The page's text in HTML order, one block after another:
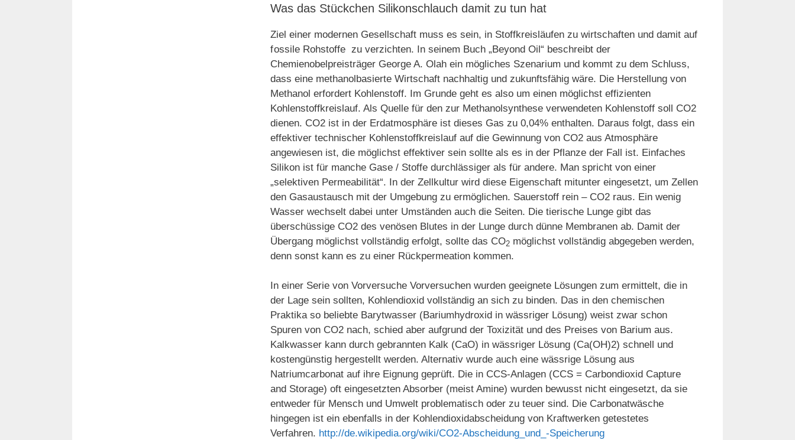
Was das Stückchen Silikonschlauch damit zu tun hat
Ziel einer modernen Gesellschaft muss es sein, in Stoffkreisläufen zu wirtschaften und damit auf
fossile Rohstoffe zu verzichten. In seinem Buch „Beyond Oil“ beschreibt der
Chemienobelpreisträger George A. Olah ein mögliches Szenarium und kommt zu dem Schluss,
dass eine methanolbasierte Wirtschaft nachhaltig und zukunftsfähig wäre. Die Herstellung von
Methanol erfordert Kohlenstoff. Im Grunde geht es also um einen möglichst effizienten
Kohlenstoffkreislauf. Als Quelle für den zur Methanolsynthese verwendeten Kohlenstoff soll CO2
dienen. CO2 ist in der Erdatmosphäre ist dieses Gas zu 0,04% enthalten. Daraus folgt, dass ein
effektiver technischer Kohlenstoffkreislauf auf die Gewinnung von CO2 aus Atmosphäre
angewiesen ist, die möglichst effektiver sein sollte als es in der Pflanze der Fall ist. Einfaches
Silikon ist für manche Gase / Stoffe durchlässiger als für andere. Man spricht von einer
„selektiven Permeabilität“. In der Zellkultur wird diese Eigenschaft mitunter eingesetzt, um Zellen
den Gasaustausch mit der Umgebung zu ermöglichen. Sauerstoff rein – CO2 raus. Ein wenig
Wasser wechselt dabei unter Umständen auch die Seiten. Die tierische Lunge gibt das
überschüssige CO2 des venösen Blutes in der Lunge durch dünne Membranen ab. Damit der
Übergang möglichst vollständig erfolgt, sollte das CO2 möglichst vollständig abgegeben werden,
denn sonst kann es zu einer Rückpermeation kommen.
In einer Serie von Vorversuche Vorversuchen wurden geeignete Lösungen zum ermittelt, die in
der Lage sein sollten, Kohlendioxid vollständig an sich zu binden. Das in den chemischen
Praktika so beliebte Barytwasser (Bariumhydroxid in wässriger Lösung) weist zwar schon
Spuren von CO2 nach, schied aber aufgrund der Toxizität und des Preises von Barium aus.
Kalkwasser kann durch gebrannten Kalk (CaO) in wässriger Lösung (Ca(OH)2) schnell und
kostengünstig hergestellt werden. Alternativ wurde auch eine wässrige Lösung aus
Natriumcarbonat auf ihre Eignung geprüft. Die in CCS-Anlagen (CCS = Carbondioxid Capture
and Storage) oft eingesetzten Absorber (meist Amine) wurden bewusst nicht eingesetzt, da sie
entweder für Mensch und Umwelt problematisch oder zu teuer sind. Die Carbonatwäsche
hingegen ist ein ebenfalls in der Kohlendioxidabscheidung von Kraftwerken getestetes
Verfahren. http://de.wikipedia.org/wiki/CO2-Abscheidung_und_-Speicherung